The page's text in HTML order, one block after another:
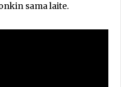
sama laite.